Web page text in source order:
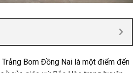
Trảng Bom Đồng Nai là một điểm đến